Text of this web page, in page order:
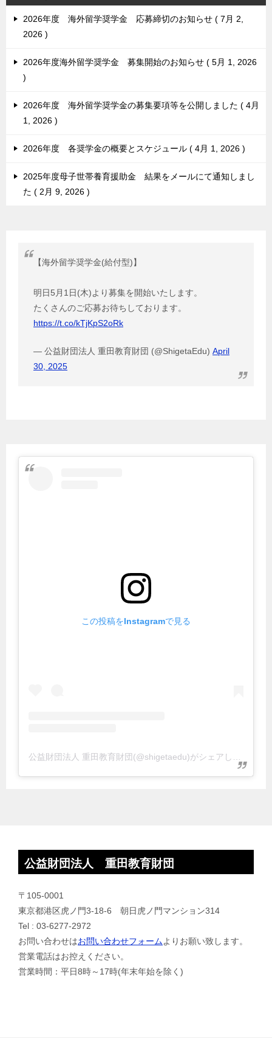
2026年度 海外留学奨学金 応募締切のお知らせ
7月 2,
2026
2026年度海外留学奨学金 募集開始のお知らせ 5月 1, 2026
2026年度 海外留学奨学金の募集要項等を公開しました
4月
1, 2026
2026年度 各奨学金の概要とスケジュール 4月 1, 2026
2025年度母子世帯養育援助金 結果をメールにて通知しまし
た
2月 9, 2026
【海外留学奨学金(給付型)】
明日5月1日(木)より募集を開始いたします。
たくさんのご応募お待ちしております。
https://t.co/kTjKpS2oRk
— 公益財団法人 重田教育財団 (@ShigetaEdu) April
30, 2025
この投稿をInstagramで見る
公益財団法人 重田教育財団
〒105-0001
東京都港区虎ノ門3-18-6 朝日虎ノ門マンション314
Tel : 03-6277-2972
お問い合わせはお問い合わせフォームよりお願い致します。
営業電話はお控えください。
営業時間：平日8時～17時(年末年始を除く)